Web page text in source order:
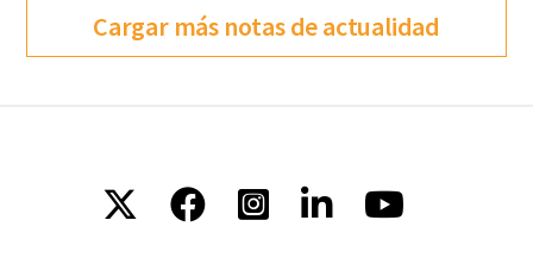
Cargar más notas de actualidad